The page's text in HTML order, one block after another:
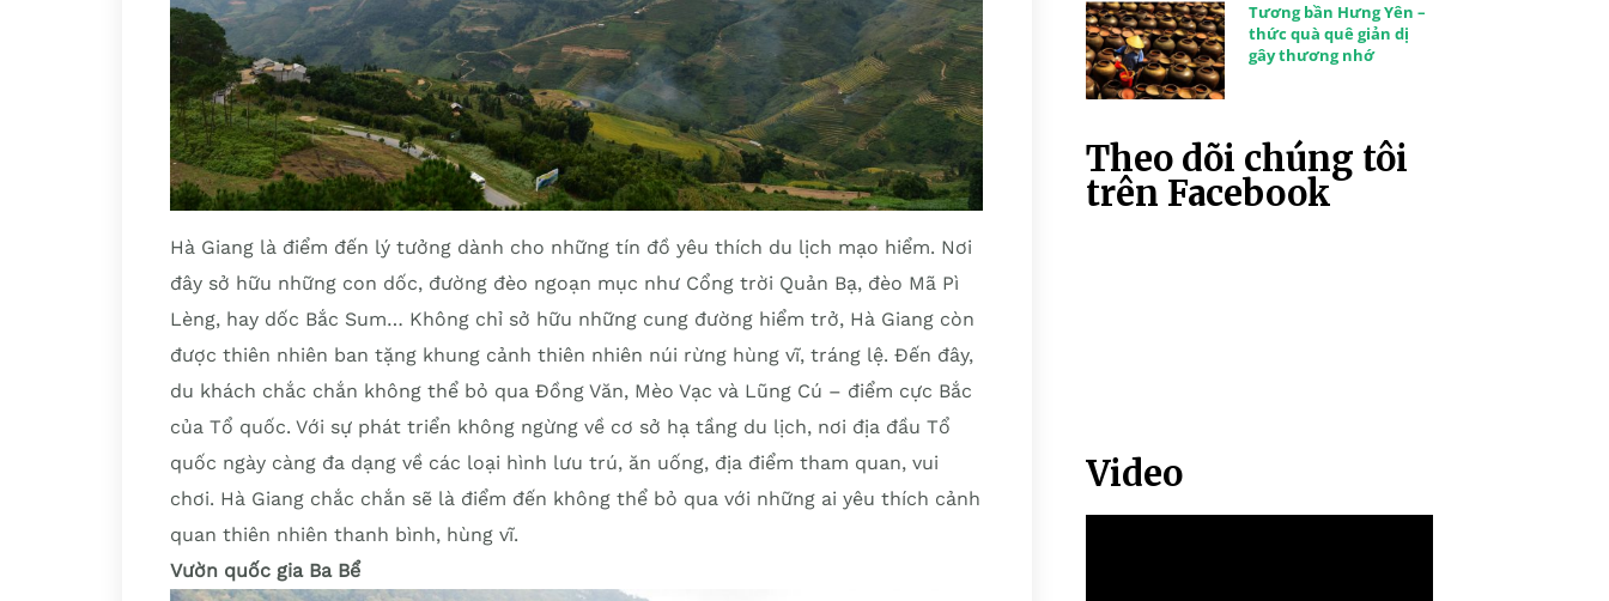
Hà Giang là điểm đến lý tưởng dành cho những tín đồ yêu thích du lịch mạo hiểm. Nơi
đây sở hữu những con dốc, đường đèo ngoạn mục như Cổng trời Quản Bạ, đèo Mã Pì
Lèng, hay dốc Bắc Sum… Không chỉ sở hữu những cung đường hiểm trở, Hà Giang còn
được thiên nhiên ban tặng khung cảnh thiên nhiên núi rừng hùng vĩ, tráng lệ. Đến đây,
du khách chắc chắn không thể bỏ qua Đồng Văn, Mèo Vạc và Lũng Cú – điểm cực Bắc
của Tổ quốc. Với sự phát triển không ngừng về cơ sở hạ tầng du lịch, nơi địa đầu Tổ
quốc ngày càng đa dạng về các loại hình lưu trú, ăn uống, địa điểm tham quan, vui
chơi. Hà Giang chắc chắn sẽ là điểm đến không thể bỏ qua với những ai yêu thích cảnh
quan thiên nhiên thanh bình, hùng vĩ.
Vườn quốc gia Ba Bể
Tương bần Hưng Yên –
thức quà quê giản dị
gây thương nhớ
Theo dõi chúng tôi
trên Facebook
Video